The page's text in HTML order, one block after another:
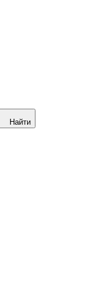
Найти